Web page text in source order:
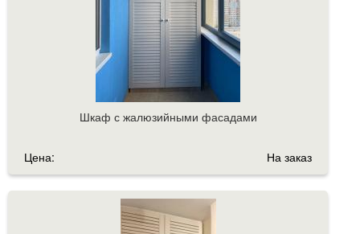
Шкаф с жалюзийными фасадами
Цена: На заказ